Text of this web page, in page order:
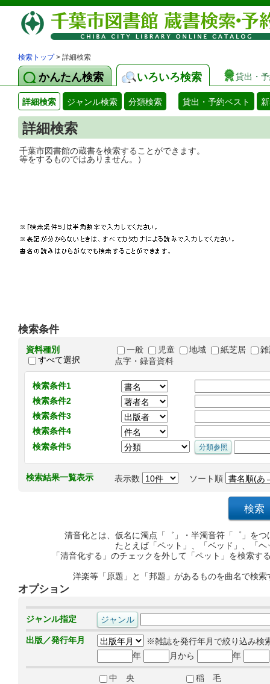
検索トップ> 詳細検索
かんたん検索 いろいろ検索 貸出・
詳細検索 ジャンル検索 分類検索 貸出・予約ベスト
詳細検索
千葉市図書館の蔵書を検索することがで
等をするものではありません。）
検索条件
資料種別
すべて選択
一般 児童 地域 紙芝居
点字・録音資料
検索条件1
検索条件2
検索条件3
検索条件4
検索条件5
検索結果一覧表示 表示数 ソート順
清音化とは、仮名に濁点「゛」・半濁音符「゜」を
たとえば「ペット」、「ベッド」、「
「清音化する」のチェックを外して「ペット」を検索
洋楽等「原題」と「邦題」があるものを曲名で検
オプション
ジャンル指定
出版／発行年月
※雑誌を発行年月で絞り込み検
年
月から 年
中 央
稲 毛